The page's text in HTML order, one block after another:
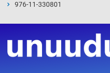
Уржигдар 12
976-11-330801